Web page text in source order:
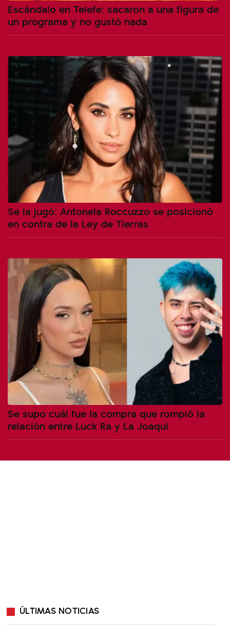
Escándalo en Telefe: sacaron a una figura de
un programa y no gustó nada
Se la jugó: Antonela Roccuzzo se posicionó
en contra de la Ley de Tierras
Se supo cuál fue la compra que rompió la
relación entre Luck Ra y La Joaqui
ÚLTIMAS NOTICIAS